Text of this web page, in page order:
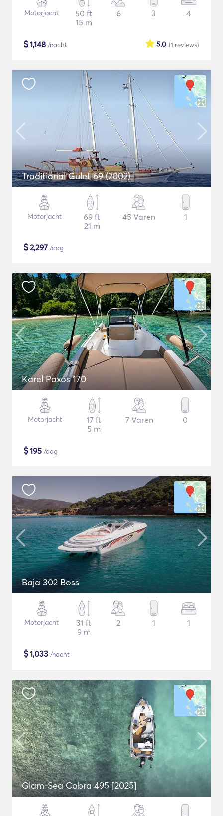
Motorjacht
50 ft
15 m
6 3 4
$1,148 /nacht (1 reviews)
5.0
Traditional Gulet 69 (2002)
Motorjacht
69 ft
21 m
45 Varen 1
$2,297 /dag
Karel Paxos 170
Motorjacht
17 ft
5 m
7 Varen 0
$195 /dag
Baja 302 Boss
Motorjacht
31 ft
9 m
2 1 1
$1,033 /nacht
Glam-Sea Cobra 495 [2025]